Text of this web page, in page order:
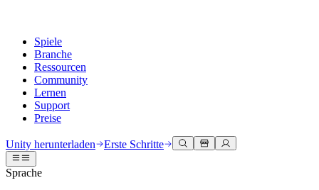
Spiele
Branche
Ressourcen
Community
Lernen
Support
Preise
Unity Engine
Erstellen Sie 2D- und 3D-Spiele für jede Plattform
3D-Zusammenarbeit
Erstellen und überprüfen Sie 3D-Projekte in Echtzeit
Dokumentation
Diskussionen
Unity Learn
Meistern Sie Unity-Fähigkeiten kostenlos
Hilfe erhalten
Wir helfen Ihnen, mit Unity erfolgreich zu sein
Unity herunterladen Erste Schritte
Sprache